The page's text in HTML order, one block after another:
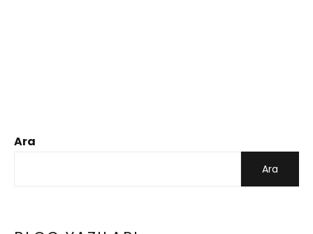
Ara
Ara